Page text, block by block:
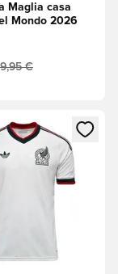
Maglia casa
Mondo 2026
€
registrarsi come
finestra modale